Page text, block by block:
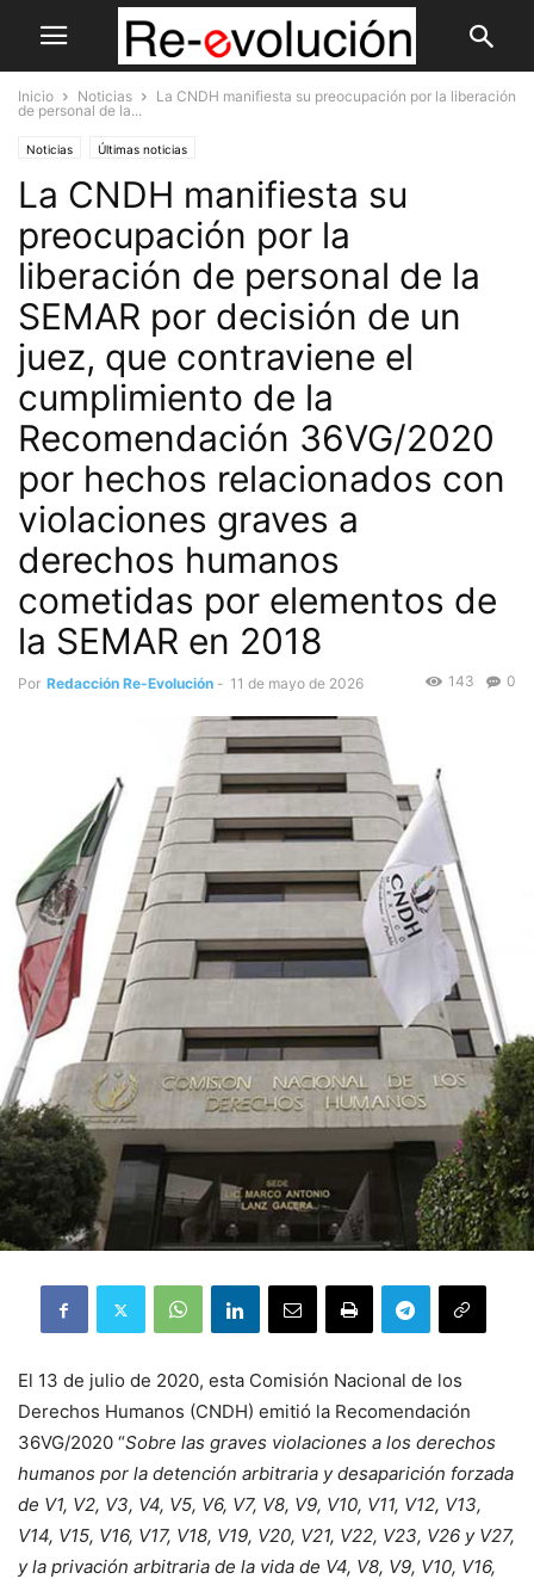
Inicio Noticias
La CNDH manifiesta su preocupación por la liberación
de personal de la...
Noticias Últimas noticias
La CNDH manifiesta su
preocupación por la
liberación de personal de la
SEMAR por decisión de un
juez, que contraviene el
cumplimiento de la
Recomendación 36VG/2020
por hechos relacionados con
violaciones graves a
derechos humanos
cometidas por elementos de
la SEMAR en 2018
Por Redacción Re-Evolución - 11 de mayo de 2026 0
143
El 13 de julio de 2020, esta Comisión Nacional de los
Derechos Humanos (CNDH) emitió la Recomendación
36VG/2020 “Sobre las graves violaciones a los derechos
humanos por la detención arbitraria y desaparición forzada
de V1, V2, V3, V4, V5, V6, V7, V8, V9, V10, V11, V12, V13,
V14, V15, V16, V17, V18, V19, V20, V21, V22, V23, V26 y V27,
y la privación arbitraria de la vida de V4, V8, V9, V10, V16,